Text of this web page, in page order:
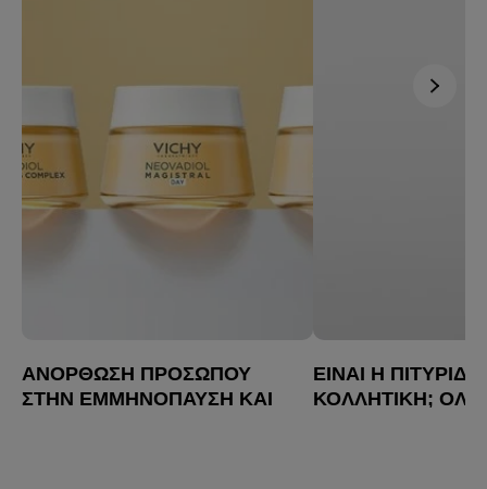
ΑΝΌΡΘΩΣΗ ΠΡΟΣΏΠΟΥ
ΣΤΗΝ ΕΜΜΗΝΌΠΑΥΣΗ ΚΑΙ
ΕΊΝΑΙ Η ΠΙΤΥΡΊΔΑ
ΚΟΛΛΗΤΙΚΉ;